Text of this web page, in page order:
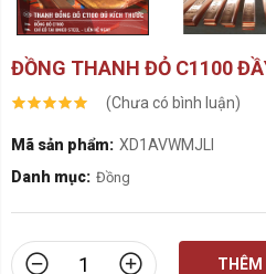
ĐỒNG THANH ĐỎ C1100
(Chưa có bình luận)
Mã sản phẩm: XD1AVWMJLI
Danh mục: Đồng
THÊM